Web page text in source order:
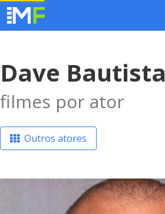
Dave Bautista
filmes por ator
Outros atores